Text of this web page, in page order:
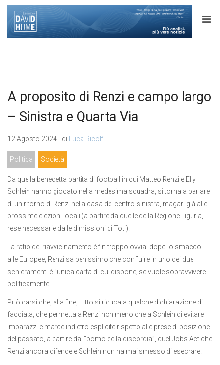
A proposito di Renzi e campo largo
– Sinistra e Quarta Via
12 Agosto 2024 - di Luca Ricolfi
Politica Società
Da quella benedetta partita di football in cui Matteo Renzi e Elly
Schlein hanno giocato nella medesima squadra, si torna a parlare
di un ritorno di Renzi nella casa del centro-sinistra, magari già alle
prossime elezioni locali (a partire da quelle della Regione Liguria,
rese necessarie dalle dimissioni di Toti).
La ratio del riavvicinamento è fin troppo ovvia: dopo lo smacco
alle Europee, Renzi sa benissimo che confluire in uno dei due
schieramenti è l’unica carta di cui dispone, se vuole sopravvivere
politicamente.
Può darsi che, alla fine, tutto si riduca a qualche dichiarazione di
facciata, che permetta a Renzi non meno che a Schlein di evitare
imbarazzi e marce indietro esplicite rispetto alle prese di posizione
del passato, a partire dal “pomo della discordia”, quel Jobs Act che
Renzi ancora difende e Schlein non ha mai smesso di esecrare.